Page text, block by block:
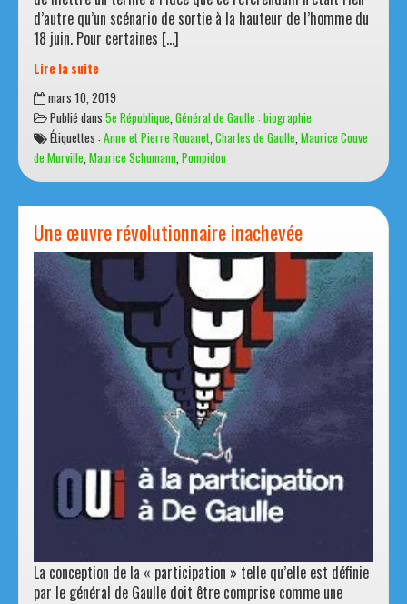
d’engagement du Général pour le référendum d’avril 69 et
de mettre un terme à l’idée que ce référendum n’était rien
d’autre qu’un scénario de sortie à la hauteur de l’homme du
18 juin. Pour certaines […]
Lire la suite
Un
alibi
contre
le
remords
après
le
référendum
1969
mars 10, 2019
Publié dans5e République,Général de Gaulle : biographie
Étiquettes :Anne et Pierre Rouanet,Charles de Gaulle,Maurice Couve
Une œuvre révolutionnaire inachevée